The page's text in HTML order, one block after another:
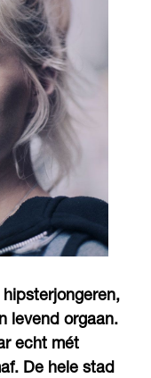
hipsterjongeren,
levend orgaan.
echt mét
De hele stad